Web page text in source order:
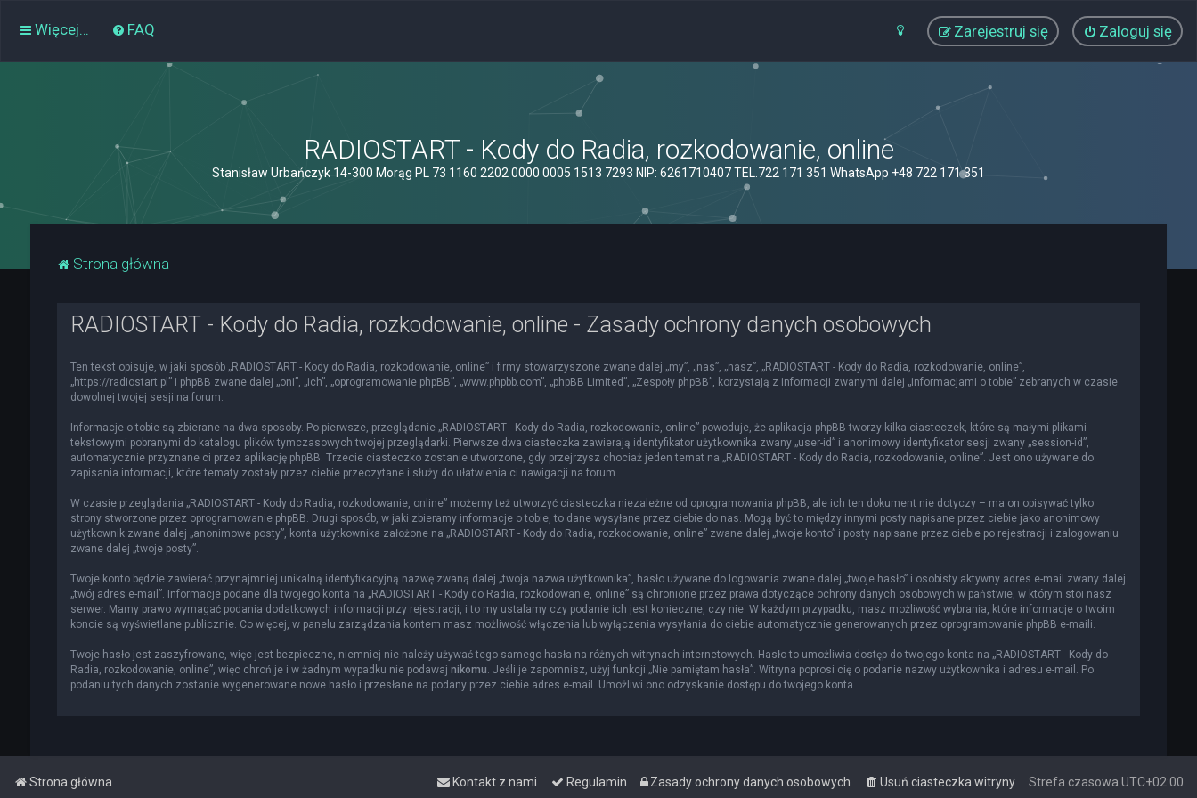
Więcej… FAQ Zaloguj się
Zarejestruj się
RADIOSTART - Kody do Radia, rozkodowanie, online
Stanisław Urbańczyk 14-300 Morąg PL 73 1160 2202 0000 0005 1513 7293 NIP: 6261710407 TEL.722 171 351 WhatsApp +48 722 171 351
Strona główna
RADIOSTART - Kody do Radia, rozkodowanie, online - Zasady ochrony danych osobowych
Ten tekst opisuje, w jaki sposób „RADIOSTART - Kody do Radia, rozkodowanie, online” i firmy stowarzyszone zwane dalej „my”, „nas”, „nasz”, „RADIOSTART - Kody do Radia, rozkodowanie, online”,
„https://radiostart.pl” i phpBB zwane dalej „oni”, „ich”, „oprogramowanie phpBB”, „www.phpbb.com”, „phpBB Limited”, „Zespoły phpBB”, korzystają z informacji zwanymi dalej „informacjami o tobie” zebranych w czasie
dowolnej twojej sesji na forum.
Informacje o tobie są zbierane na dwa sposoby. Po pierwsze, przeglądanie „RADIOSTART - Kody do Radia, rozkodowanie, online” powoduje, że aplikacja phpBB tworzy kilka ciasteczek, które są małymi plikami
tekstowymi pobranymi do katalogu plików tymczasowych twojej przeglądarki. Pierwsze dwa ciasteczka zawierają identyfikator użytkownika zwany „user-id” i anonimowy identyfikator sesji zwany „session-id”,
automatycznie przyznane ci przez aplikację phpBB. Trzecie ciasteczko zostanie utworzone, gdy przejrzysz chociaż jeden temat na „RADIOSTART - Kody do Radia, rozkodowanie, online”. Jest ono używane do
zapisania informacji, które tematy zostały przez ciebie przeczytane i służy do ułatwienia ci nawigacji na forum.
W czasie przeglądania „RADIOSTART - Kody do Radia, rozkodowanie, online” możemy też utworzyć ciasteczka niezależne od oprogramowania phpBB, ale ich ten dokument nie dotyczy – ma on opisywać tylko
strony stworzone przez oprogramowanie phpBB. Drugi sposób, w jaki zbieramy informacje o tobie, to dane wysyłane przez ciebie do nas. Mogą być to między innymi posty napisane przez ciebie jako anonimowy
użytkownik zwane dalej „anonimowe posty”, konta użytkownika założone na „RADIOSTART - Kody do Radia, rozkodowanie, online” zwane dalej „twoje konto” i posty napisane przez ciebie po rejestracji i zalogowaniu
zwane dalej „twoje posty”.
Twoje konto będzie zawierać przynajmniej unikalną identyfikacyjną nazwę zwaną dalej „twoja nazwa użytkownika”, hasło używane do logowania zwane dalej „twoje hasło” i osobisty aktywny adres e-mail zwany dalej
„twój adres e-mail”. Informacje podane dla twojego konta na „RADIOSTART - Kody do Radia, rozkodowanie, online” są chronione przez prawa dotyczące ochrony danych osobowych w państwie, w którym stoi nasz
serwer. Mamy prawo wymagać podania dodatkowych informacji przy rejestracji, i to my ustalamy czy podanie ich jest konieczne, czy nie. W każdym przypadku, masz możliwość wybrania, które informacje o twoim
koncie są wyświetlane publicznie. Co więcej, w panelu zarządzania kontem masz możliwość włączenia lub wyłączenia wysyłania do ciebie automatycznie generowanych przez oprogramowanie phpBB e-maili.
Twoje hasło jest zaszyfrowane, więc jest bezpieczne, niemniej nie należy używać tego samego hasła na różnych witrynach internetowych. Hasło to umożliwia dostęp do twojego konta na „RADIOSTART - Kody do
Radia, rozkodowanie, online”, więc chroń je i w żadnym wypadku nie podawaj nikomu. Jeśli je zapomnisz, użyj funkcji „Nie pamiętam hasła”. Witryna poprosi cię o podanie nazwy użytkownika i adresu e-mail. Po
podaniu tych danych zostanie wygenerowane nowe hasło i przesłane na podany przez ciebie adres e-mail. Umożliwi ono odzyskanie dostępu do twojego konta.
Strona główna Strefa czasowa UTC+02:00
Usuń ciasteczka witryny
Zasady ochrony danych osobowych
Regulamin
Kontakt z nami